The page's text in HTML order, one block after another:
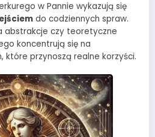
w Pannie wykazują się
do codziennych spraw.
abstrakcje czy teoretyczne
koncentrują się na
które przynoszą realne korzyści.